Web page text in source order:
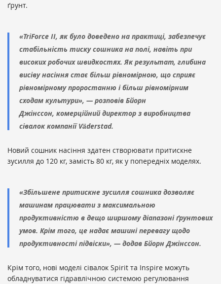
ґрунт.
«TriForce II, як було доведено на практиці, забезпечує
стабільність тиску сошника на полі, навіть при
високих робочих швидкостях. Як результат, глибина
висіву насіння стає більш рівномірною, що сприяє
рівномірному проростанню і більш рівномірним
сходам культури», — розповів Бйорн
Джінссон, комерційний директор з виробництва
сівалок компанії Väderstad.
Новий сошник насіння здатен створювати притискне
зусилля до 120 кг, замість 80 кг, як у попередніх моделях.
«Збільшене притискне зусилля сошника дозволяє
машинам працювати з максимальною
продуктивністю в дещо ширшому діапазоні ґрунтових
умов. Крім того, це надає машині перевагу щодо
продуктивності підвіски», — додав Бйорн Джінссон.
Крім того, нові моделі сівалок Spirit та Inspire можуть
обладнуватися гідравлічною системою регулювання